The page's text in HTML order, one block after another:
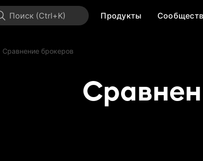
Поиск Продукты
Сравнение брокеров